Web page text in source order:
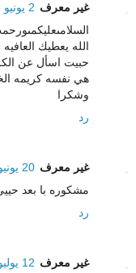
غير معرف 2 يونيو 2013 في 11:29 ص
الله يعطيك العافيه
حبيت اسأل عن
هي نفسه كريمه
وشكرا
رد
غير معرف 20 يونيو 2013 في 8:35 ص
مشكوره با بعد
رد
غير معرف 12 يوليو 2013 في 7:27 م